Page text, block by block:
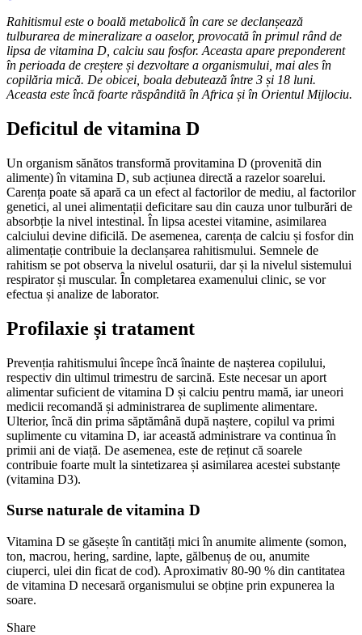
Rahitismul este o boală metabolică în care se declanșează
tulburarea de mineralizare a oaselor, provocată în primul rând de
lipsa de vitamina D, calciu sau fosfor. Aceasta apare preponderent
în perioada de creștere și dezvoltare a organismului, mai ales în
copilăria mică. De obicei, boala debutează între 3 și 18 luni.
Aceasta este încă foarte răspândită în Africa și în Orientul Mijlociu.
Deficitul de vitamina D
Un organism sănătos transformă provitamina D (provenită din
alimente) în vitamina D, sub acțiunea directă a razelor soarelui.
Carența poate să apară ca un efect al factorilor de mediu, al factorilor
genetici, al unei alimentații deficitare sau din cauza unor tulburări de
absorbție la nivel intestinal. În lipsa acestei vitamine, asimilarea
calciului devine dificilă. De asemenea, carența de calciu și fosfor din
alimentație contribuie la declanșarea rahitismului. Semnele de
rahitism se pot observa la nivelul osaturii, dar și la nivelul sistemului
respirator și muscular. În completarea examenului clinic, se vor
efectua și analize de laborator.
Profilaxie și tratament
Prevenția rahitismului începe încă înainte de nașterea copilului,
respectiv din ultimul trimestru de sarcină. Este necesar un aport
alimentar suficient de vitamina D și calciu pentru mamă, iar uneori
medicii recomandă și administrarea de suplimente alimentare.
Ulterior, încă din prima săptămână după naștere, copilul va primi
suplimente cu vitamina D, iar această administrare va continua în
primii ani de viață. De asemenea, este de reținut că soarele
contribuie foarte mult la sintetizarea și asimilarea acestei substanțe
(vitamina D3).
Surse naturale de vitamina D
Vitamina D se găsește în cantități mici în anumite alimente (somon,
ton, macrou, hering, sardine, lapte, gălbenuș de ou, anumite
ciuperci, ulei din ficat de cod). Aproximativ 80-90 % din cantitatea
de vitamina D necesară organismului se obține prin expunerea la
soare.
Share